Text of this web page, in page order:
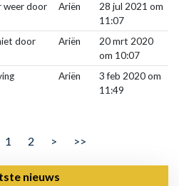
weer door
Ariën
28 jul 2021 om
11:07
door
Ariën
20 mrt 2020
om 10:07
Ariën
3 feb 2020 om
11:49
1 2 > >>
nieuws